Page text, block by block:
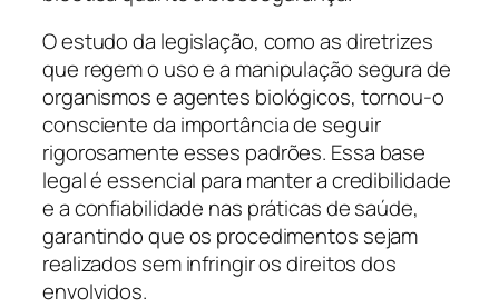
O estudo da legislação, como as diretrizes
que regem o uso e a manipulação segura de
organismos e agentes biológicos, tornou-o
consciente da importância de seguir
rigorosamente esses padrões. Essa base
legal é essencial para manter a credibilidade
e a confiabilidade nas práticas de saúde,
garantindo que os procedimentos sejam
realizados sem infringir os direitos dos
envolvidos.